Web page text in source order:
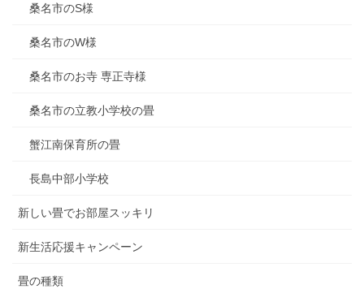
桑名市のS様
桑名市のW様
桑名市のお寺 専正寺様
桑名市の立教小学校の畳
蟹江南保育所の畳
長島中部小学校
新しい畳でお部屋スッキリ
新生活応援キャンペーン
畳の種類